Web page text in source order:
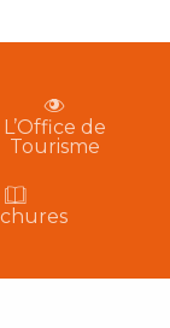
L’Office de
Tourisme